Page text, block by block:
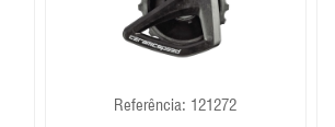
Referência: 121272